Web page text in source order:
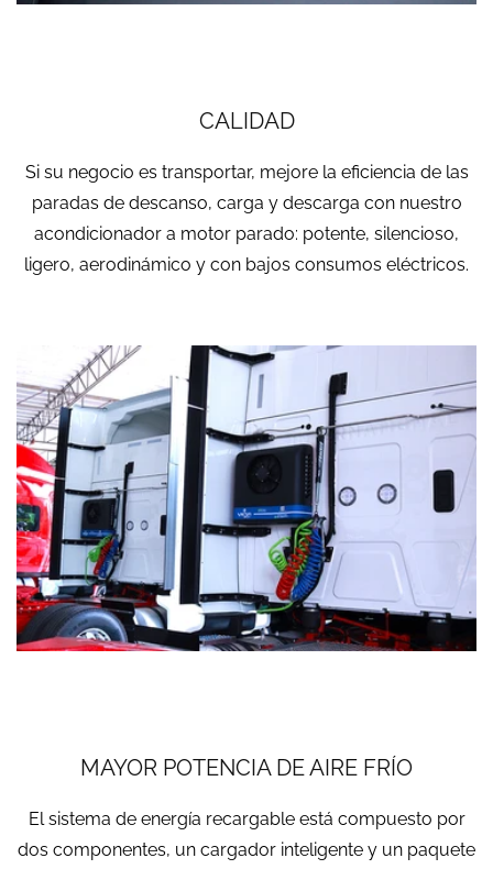
CALIDAD
Si su negocio es transportar, mejore la eficiencia de las
paradas de descanso, carga y descarga con nuestro
acondicionador a motor parado: potente, silencioso,
ligero, aerodinámico y con bajos consumos eléctricos.
MAYOR POTENCIA DE AIRE FRÍO
El sistema de energía recargable está compuesto por
dos componentes, un cargador inteligente y un paquete